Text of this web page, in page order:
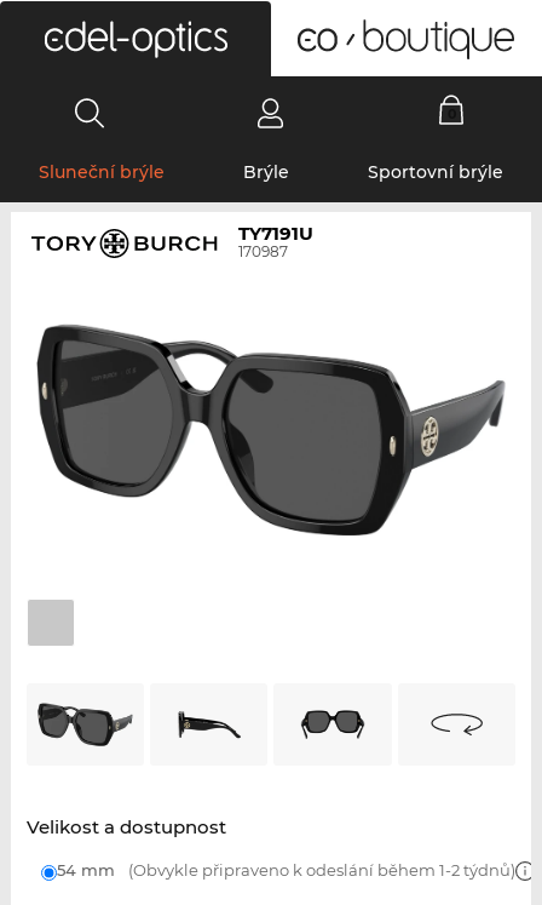
Sluneční brýle Brýle Sportovní brýle
TY7191U
170987
Velikost a dostupnost
54 mm (Obvykle připraveno k odeslání během 1-2 týdnů)